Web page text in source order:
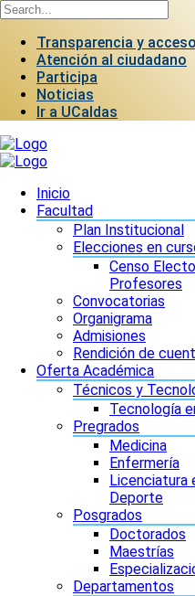
Transparencia y
Atención al ciudadano
Participa
Noticias
Ir a UCaldas
Inicio
Facultad
Plan Institucional
Elecciones en
Censo
Profesores
Convocatorias
Organigrama
Admisiones
Rendición de
Oferta Académica
Técnicos y
Tecnología
Pregrados
Medicina
Enfermería
Licenciatura
Deporte
Posgrados
Doctorados
Maestrías
Departamentos